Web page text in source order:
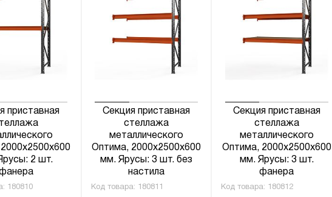
приставная
2 шт.
180810
Секция приставная
стеллажа
металлического
Оптима, 2000x2500x600
мм. Ярусы: 3 шт. без
настила
Код товара: 180811
Секция приставная
стеллажа
металлического
Оптима, 2000x2500x600
мм. Ярусы: 3 шт.
фанера
Код товара: 180812